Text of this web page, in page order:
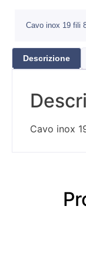
Cavo inox 19 fili
Descrizione
Cavo inox